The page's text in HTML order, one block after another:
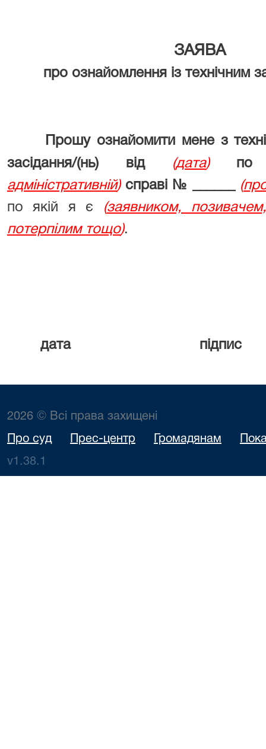
ЗАЯВА
про ознайомлення із технічним
Прошу ознайомити мене з
засідання/(нь) від
(дата)
по
адміністративній) справі № ______ (
по якій я є
(заявником,
потерпілим тощо).
дата підпис
2026 © Всі права захищені
Про суд Прес-центр Громадянам
v1.38.1